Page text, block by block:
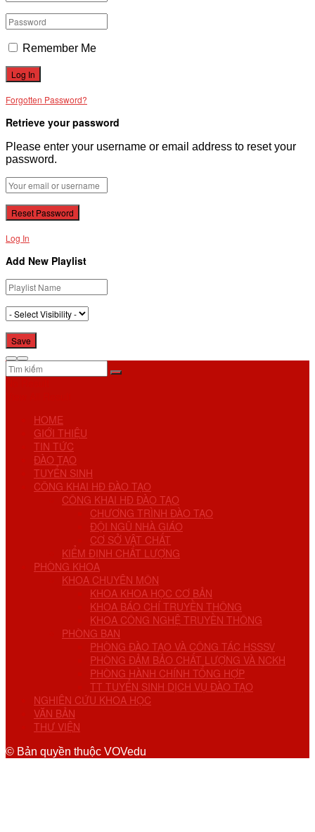
Remember Me
Forgotten Password?
Retrieve your password
Please enter your username or email address to reset your
password.
Log In
Add New Playlist
HOME
GIỚI THIỆU
TIN TỨC
ĐÀO TẠO
TUYỂN SINH
CÔNG KHAI HĐ ĐÀO TẠO
CÔNG KHAI HĐ ĐÀO TẠO
CHƯƠNG TRÌNH ĐÀO TẠO
ĐỘI NGŨ NHÀ GIÁO
CƠ SỞ VẬT CHẤT
KIỂM ĐỊNH CHẤT LƯỢNG
PHÒNG KHOA
KHOA CHUYÊN MÔN
KHOA KHOA HỌC CƠ BẢN
KHOA BÁO CHÍ TRUYỀN THÔNG
KHOA CÔNG NGHỆ TRUYỀN THÔNG
PHÒNG BAN
PHÒNG ĐÀO TẠO VÀ CÔNG TÁC HSSSV
PHÒNG ĐẢM BẢO CHẤT LƯỢNG VÀ NCKH
PHÒNG HÀNH CHÍNH TỔNG HỢP
TT TUYỂN SINH DỊCH VỤ ĐÀO TẠO
NGHIÊN CỨU KHOA HỌC
VĂN BẢN
THƯ VIỆN
© Bản quyền thuộc VOVedu